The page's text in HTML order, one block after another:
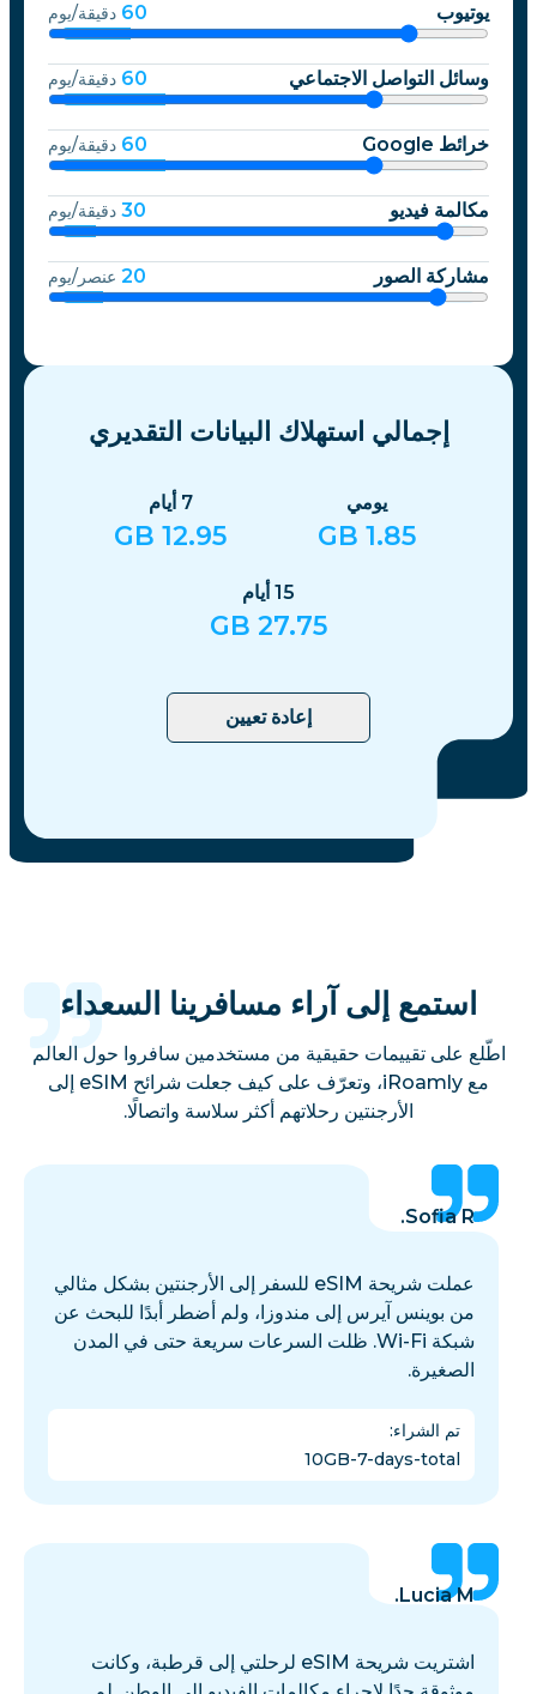
يوتيوب 60 دقيقة/يوم
وسائل التواصل الاجتماعي 60 دقيقة/يوم
خرائط Google 60 دقيقة/يوم
مكالمة فيديو 30 دقيقة/يوم
مشاركة الصور 20 عنصر/يوم
إجمالي استهلاك البيانات التقديري
يومي
1.85
7 أيام
12.95
15 أيام
27.75
إعادة تعيين
استمع إلى آراء مسافرينا السعداء
اطّلع على تقييمات حقيقية من مستخدمين سافروا حول العالم
مع iRoamly، وتعرّف على كيف جعلت شرائح eSIM إلى
الأرجنتين رحلاتهم أكثر سلاسة واتصالًا.
Sofia R.
عملت شريحة eSIM للسفر إلى الأرجنتين بشكل مثالي
من بوينس آيرس إلى مندوزا، ولم أضطر أبدًا للبحث عن
شبكة Wi-Fi. ظلت السرعات سريعة حتى في المدن
الصغيرة.
تم الشراء:
10GB-7-days-total
Lucia M.
اشتريت شريحة eSIM لرحلتي إلى قرطبة، وكانت